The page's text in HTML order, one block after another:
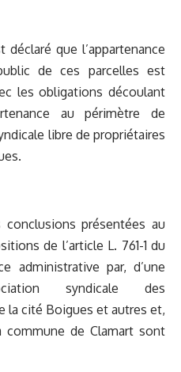
que l’appartenance
de ces parcelles est
les obligations découlant
au périmètre de
libre de propriétaires
présentées au
de l’article L. 761-1 du
administrative par, d’une
syndicale des
la cité Boigues et autres et,
commune de Clamart sont